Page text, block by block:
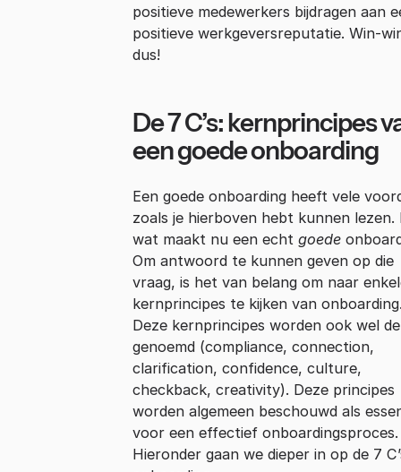
positieve medewerkers bijdragen aan
positieve werkgeversreputatie. Win-
dus!
De 7 C’s: kernprincipes
een goede onboarding
Een goede onboarding heeft vele
zoals je hierboven hebt kunnen lezen.
wat maakt nu een echt goede
Om antwoord te kunnen geven op die
vraag, is het van belang om naar
kernprincipes te kijken van
Deze kernprincipes worden ook wel de
genoemd (compliance, connection,
clarification, confidence, culture,
checkback, creativity). Deze principes
worden algemeen beschouwd als
voor een effectief onboardingsproces.
Hieronder gaan we dieper in op de 7